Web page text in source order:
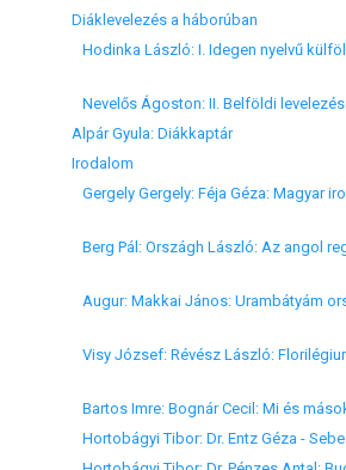
Diáklevelezés a háborúban
Nevelős Ágoston: II. Belföldi levelezés
Alpár Gyula: Diákkaptár
Irodalom